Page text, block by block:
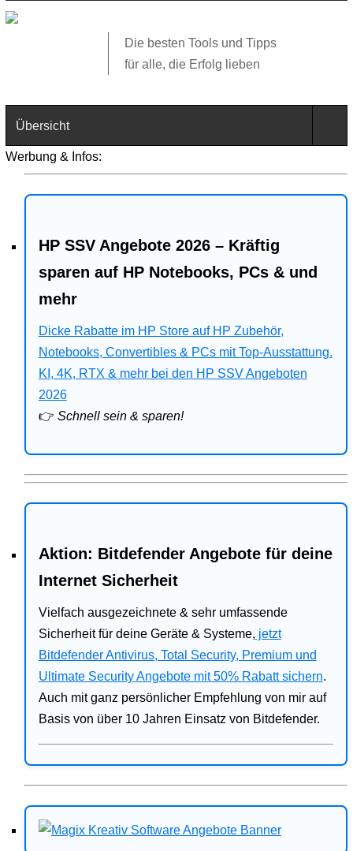
Die besten Tools und Tipps
für alle, die Erfolg lieben
Übersicht
Technik
Web
Business
Angebote
Bitdefender
Ratgeber
Werbung & Infos:
HP SSV Angebote 2026 – Kräftig
sparen auf HP Notebooks, PCs & und
mehr
Dicke Rabatte im HP Store auf HP Zubehör,
Notebooks, Convertibles & PCs mit Top-Ausstattung.
KI, 4K, RTX & mehr bei den HP SSV Angeboten
2026
👉 Schnell sein & sparen!
Aktion: Bitdefender Angebote für deine
Internet Sicherheit
Vielfach ausgezeichnete & sehr umfassende
Sicherheit für deine Geräte & Systeme, jetzt
Bitdefender Antivirus, Total Security, Premium und
Ultimate Security Angebote mit 50% Rabatt sichern.
Auch mit ganz persönlicher Empfehlung von mir auf
Basis von über 10 Jahren Einsatz von Bitdefender.